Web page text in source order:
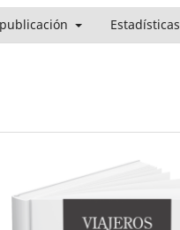
Estadísticas